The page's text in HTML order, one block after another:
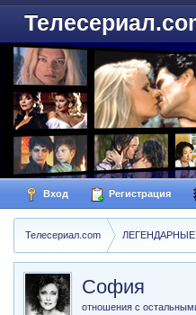
Вход Регистрация
Телесериал.com
София
отношения с